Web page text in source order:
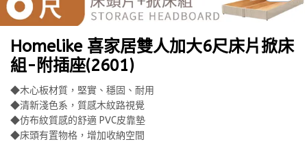
Homelike 喜家居雙人加大6尺床片掀床
組-附插座(2601)
◆木心板材質，堅實、穩固、耐用
◆清新淺色系，質感木紋路視覺
◆仿布紋質感的舒適 PVC皮靠墊
◆床頭有置物格，增加收納空間